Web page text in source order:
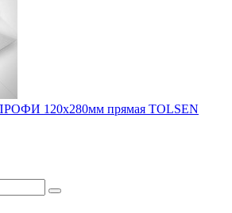
120х280мм прямая TOLSEN